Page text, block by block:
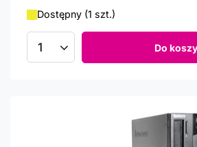
Dostępny (1 szt.)
Ilość produktów Do